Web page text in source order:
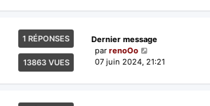
1 RÉPONSES
13863 VUES
Dernier message
par renoOo
07 juin 2024, 21:21